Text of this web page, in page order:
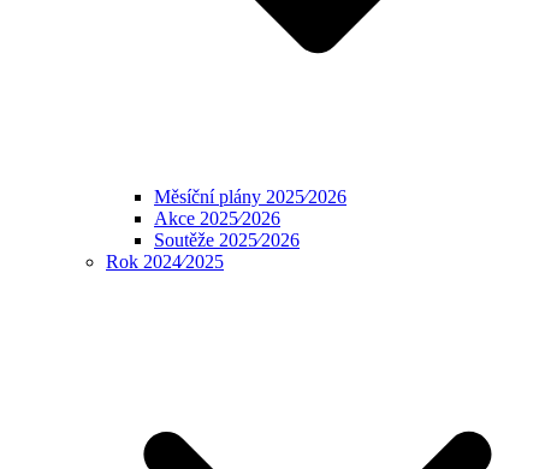
Měsíční plány 2025⁄2026
Akce 2025⁄2026
Soutěže 2025⁄2026
Rok 2024⁄2025